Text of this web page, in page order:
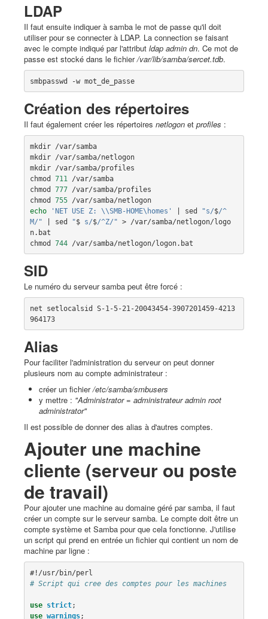
LDAP
Il faut ensuite indiquer à samba le mot de passe qu'il doit
utiliser pour se connecter à LDAP. La connection se faisant
avec le compte indiqué par l'attribut ldap admin dn. Ce mot de
passe est stocké dans le fichier/var/lib/samba/sercet.tdb.
smbpasswd -w mot_de_passe
Création des répertoires
Il faut également créer les répertoires netlogon et profiles :
mkdir /var/samba
mkdir /var/samba/netlogon
mkdir /var/samba/profiles
chmod 711
/var/samba
chmod 777 /var/samba/profiles
chmod 755
/var/samba/netlogon
echo
'NET USE Z: \\SMB-HOME\homes' sed "s/$/^
M/"
sed "$ s/$/^Z/" > /var/samba/netlogon/logo
n.bat
chmod 744
SID
Le numéro du serveur samba peut être forcé :
net setlocalsid S-1-5-21-20043454-3907201459-4213
964173
Alias
Pour faciliter l'administration du serveur on peut donner
plusieurs nom au compte administrateur :
créer un fichier/etc/samba/smbusers
y mettre : "Administrator = administrateur admin root
administrator"
Il est possible de donner des alias à d'autres comptes.
Ajouter une machine
cliente (serveur ou poste
de travail)
Pour ajouter une machine au domaine géré par samba, il faut
créer un compte sur le serveur samba. Le compte doit être un
compte système et Samba pour que cela fonctionne. J'utilise
un script qui prend en entrée un fichier qui contient un nom de
machine par ligne :
#!/usr/bin/perl
# Script qui cree des comptes pour les machines
use strict;
use warnings;